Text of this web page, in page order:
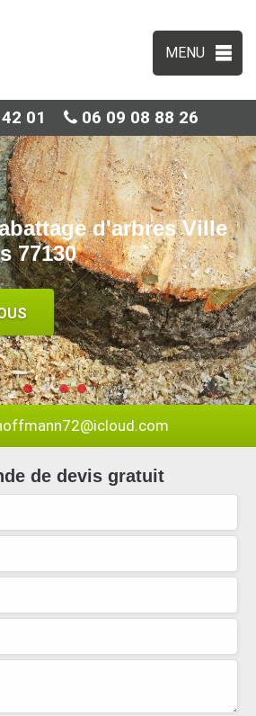
MENU
01 06 09 08 88 26
d'arbres Ville
77130
de devis gratuit